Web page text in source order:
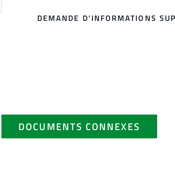
DEMANDE D'INFORMATIONS
DOCUMENTS CONNEXES